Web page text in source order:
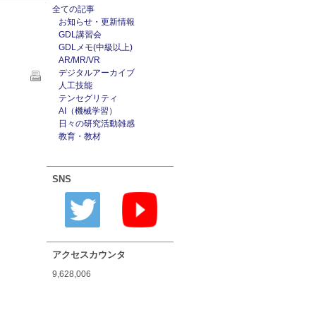
全ての記事
お知らせ・更新情報
GDL講習会
GDLメモ(中級以上)
AR/MR/VR
デジタルアーカイブ
人工技能
テンセグリティ
AI（機械学習）
日々の研究活動雑感
教育・教材
SNS
アクセスカウンタ
9,628,006